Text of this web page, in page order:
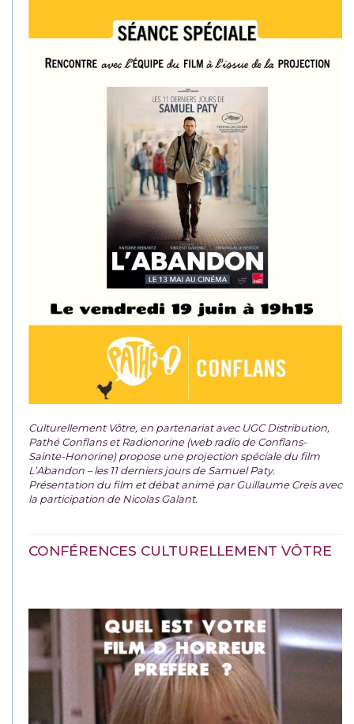
Culturellement Vôtre, en partenariat avec UGC Distribution,
Pathé Conflans et Radionorine (web radio de Conflans-
Sainte-Honorine) propose une projection spéciale du film
L’Abandon – les 11 derniers jours de Samuel Paty.
Présentation du film et débat animé par Guillaume Creis avec
la participation de Nicolas Galant.
CONFÉRENCES CULTURELLEMENT VÔTRE